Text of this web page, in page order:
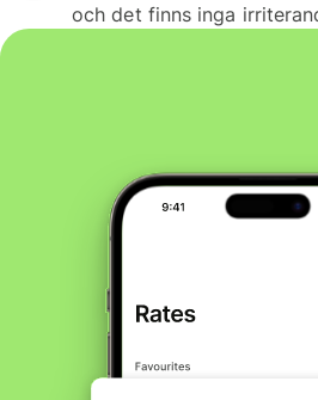
och det finns inga